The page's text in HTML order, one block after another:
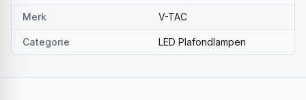
Merk V-TAC
Categorie LED Plafondlampen